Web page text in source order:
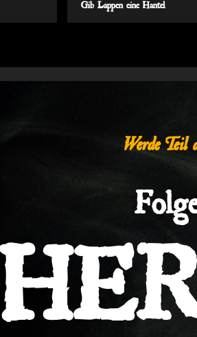
Gib Lappen eine Hantel
Werde Teil